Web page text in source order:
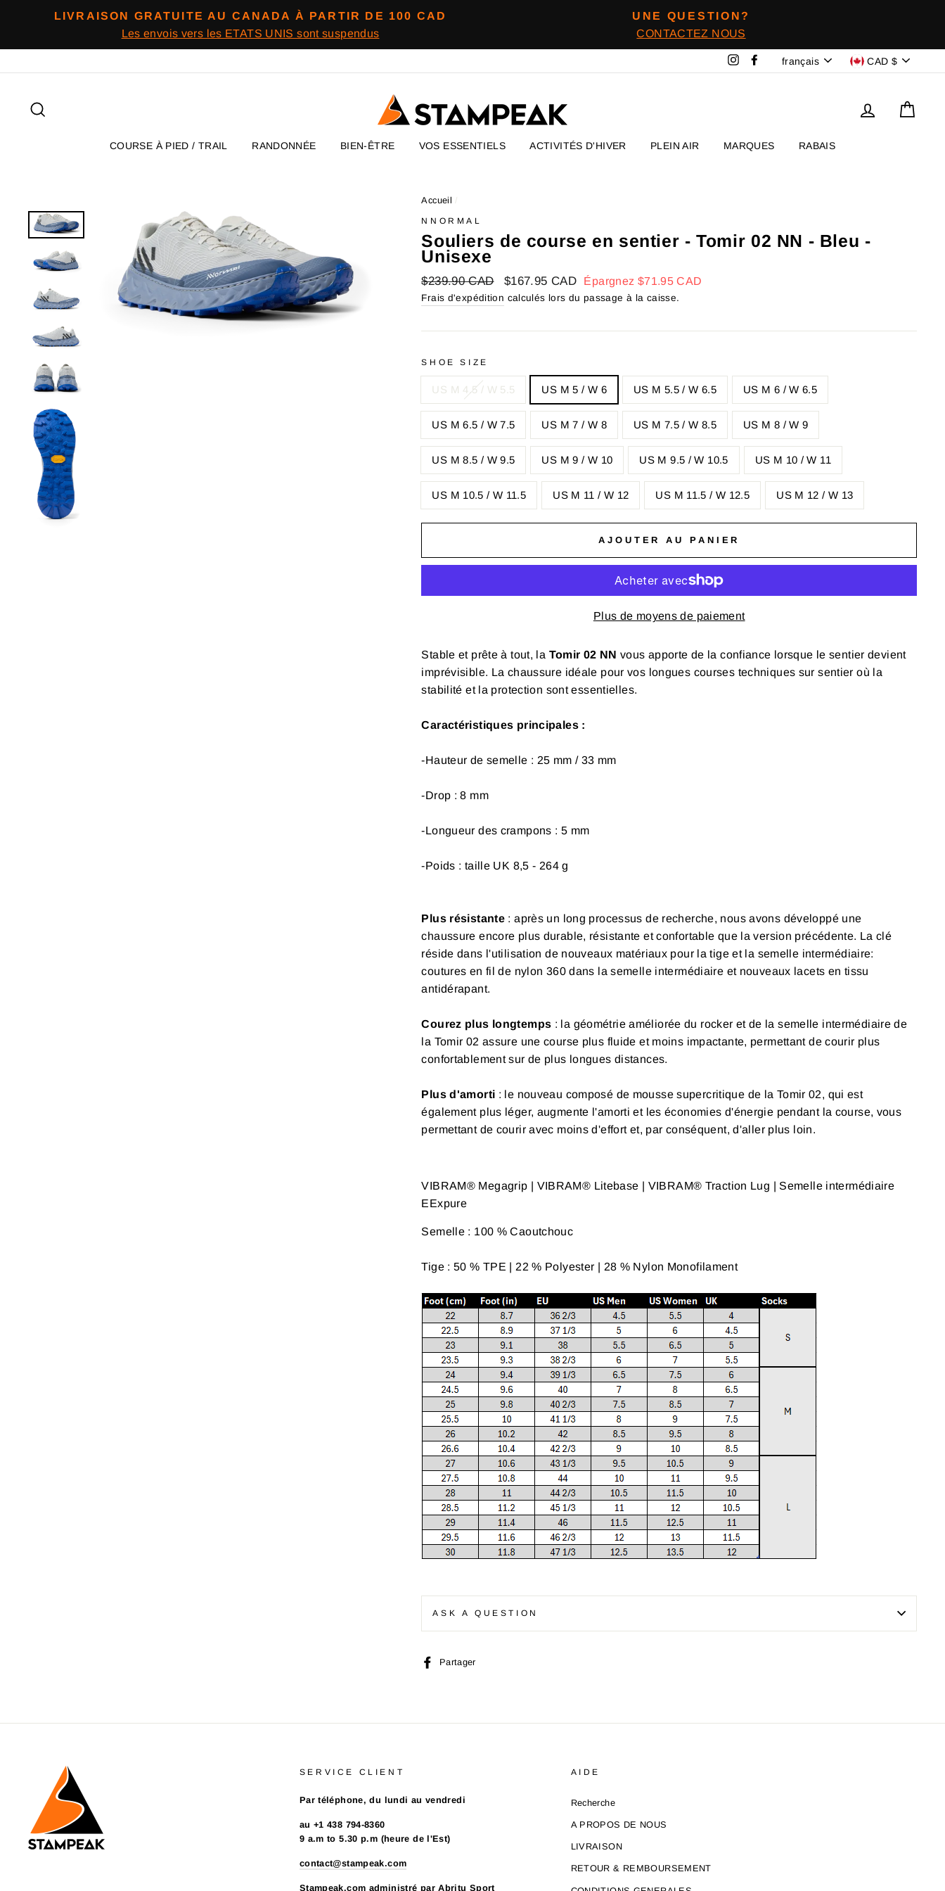
LIVRAISON GRATUITE AU CANADA À PARTIR DE 100 CAD
Les envois vers les ETATS UNIS sont suspendus
UNE QUESTION?
CONTACTEZ NOUS
InstagramFacebookLangue
français Devise
CAD $
Se connecter
COURSE À PIED / TRAIL RANDONNÉE BIEN-ÊTRE VOS ESSENTIELS ACTIVITÉS D'HIVER PLEIN AIR MARQUES RABAIS
Accueil /
NNORMAL
Souliers de course en sentier - Tomir 02 NN - Bleu -
Unisexe
Prix
régulier
$239.90 CAD
Prix
réduit
$167.95 CAD Épargnez $71.95 CAD
Frais d'expédition calculés lors du passage à la caisse.
SHOE SIZE
US M 4.5 / W 5.5 US M 5 / W 6 US M 5.5 / W 6.5 US M 6 / W 6.5
US M 6.5 / W 7.5 US M 7 / W 8 US M 7.5 / W 8.5 US M 8 / W 9
US M 8.5 / W 9.5 US M 9 / W 10 US M 9.5 / W 10.5 US M 10 / W 11
US M 10.5 / W 11.5 US M 11 / W 12 US M 11.5 / W 12.5 US M 12 / W 13
AJOUTER AU PANIER
Plus de moyens de paiement
Stable et prête à tout, la Tomir 02 NNvous apporte de la confiance lorsque le sentier devient
imprévisible. La chaussure idéale pour vos longues courses techniques sur sentier où la
stabilité et la protection sont essentielles.
Caractéristiques principales :
-Hauteur de semelle : 25 mm / 33 mm
-Drop : 8 mm
-Longueur des crampons : 5 mm
-Poids : taille UK 8,5 - 264 g
Plus résistante : après un long processus de recherche, nous avons développé une
chaussure encore plus durable, résistante et confortable que la version précédente. La clé
réside dans l'utilisation de nouveaux matériaux pour la tige et la semelle intermédiaire:
coutures en fil de nylon 360 dans la semelle intermédiaire et nouveaux lacets en tissu
antidérapant.
Courez plus longtemps : la géométrie améliorée du rocker et de la semelle intermédiaire de
la Tomir 02 assure une course plus fluide et moins impactante, permettant de courir plus
confortablement sur de plus longues distances.
Plus d'amorti : le nouveau composé de mousse supercritique de la Tomir 02, qui est
également plus léger, augmente l'amorti et les économies d'énergie pendant la course, vous
permettant de courir avec moins d'effort et, par conséquent, d'aller plus loin.
VIBRAM® Megagrip | VIBRAM® Litebase | VIBRAM® Traction Lug | Semelle intermédiaire
EExpure
Semelle : 100 % Caoutchouc
Tige : 50 % TPE | 22 % Polyester | 28 % Nylon Monofilament
ASK A QUESTION
Partager
SERVICE CLIENT
Par téléphone, du lundi au vendredi
au +1 438 794-8360
9 a.m to 5.30 p.m (heure de l'Est)
contact@stampeak.com
Stampeak.com administré par Abritu Sport
AIDE
Recherche
A PROPOS DE NOUS
LIVRAISON
RETOUR & REMBOURSEMENT